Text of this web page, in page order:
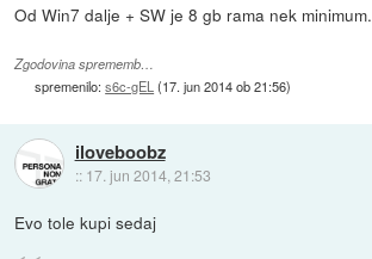
Od Win7 dalje + SW je 8 gb rama nek minimum.
Zgodovina sprememb…
spremenilo:s6c-gEL(17. jun 2014 ob 21:56)
iloveboobz
:: 17. jun 2014, 21:53
Evo tole kupi sedaj